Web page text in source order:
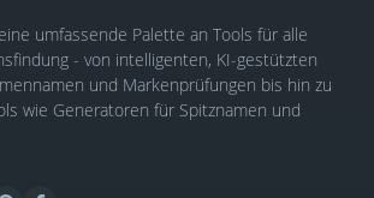
umfassende Palette an Tools für alle
- von intelligenten, KI-gestützten
und Markenprüfungen bis hin zu
wie Generatoren für Spitznamen und